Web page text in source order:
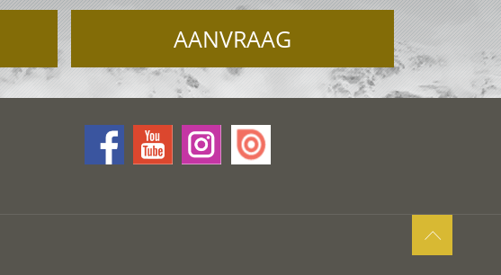
AANVRAAG